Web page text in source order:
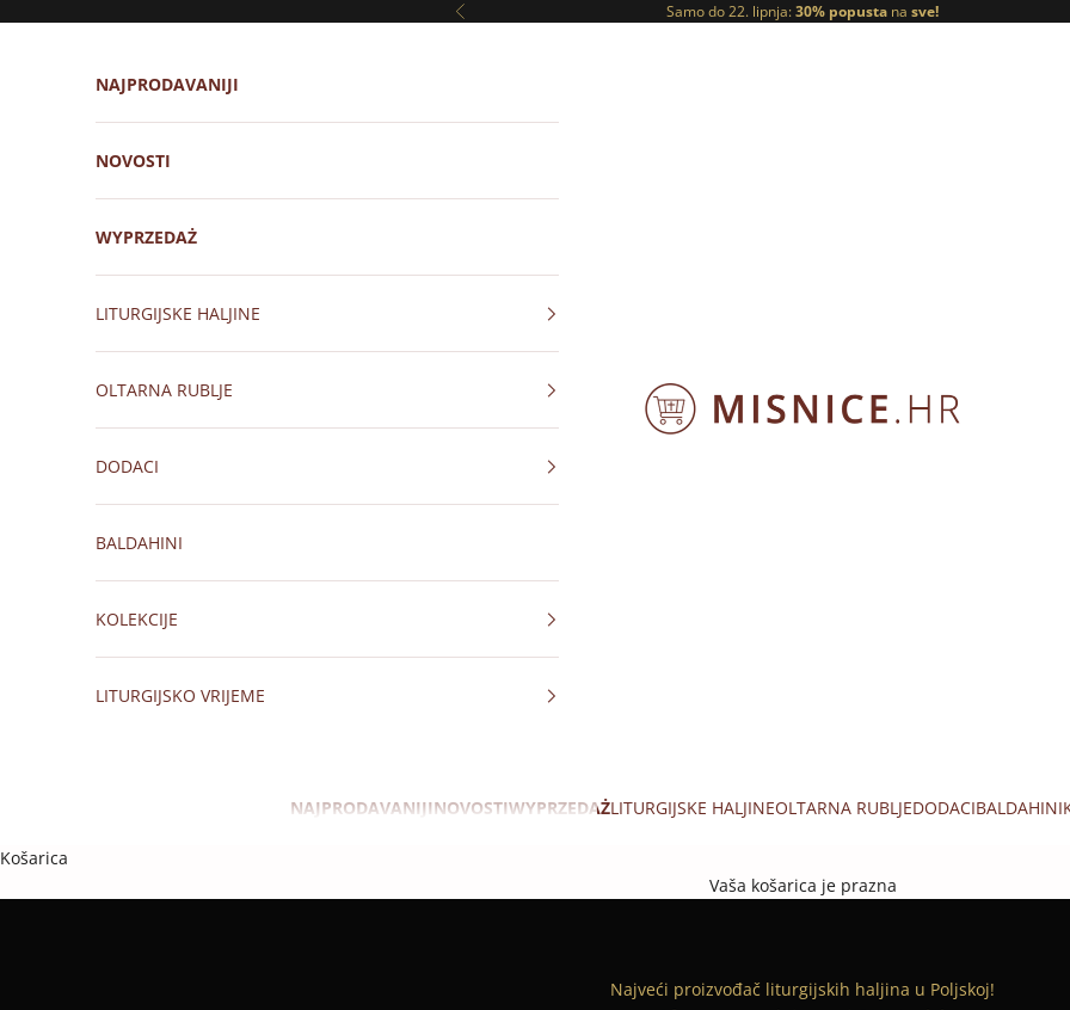
Prethodni Samo do 22. lipnja:30% popusta na sve!
ORNATY.PL
NAJPRODAVANIJINOVOSTIWYPRZEDAŻLITURGIJSKE HALJINEOLTARNA RUBLJEDODACIBALDAHINI
NAJPRODAVANIJI
NOVOSTI
WYPRZEDAŻ
LITURGIJSKE HALJINE
OLTARNA RUBLJE
DODACI
BALDAHINI
KOLEKCIJE
LITURGIJSKO VRIJEME
Košarica
Vaša košarica je prazna
Najveći proizvođač liturgijskih haljina u Poljskoj!